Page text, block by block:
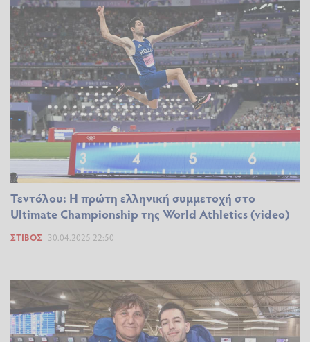
Τεντόλου: Η πρώτη ελληνική συμμετοχή στο
Ultimate Championship της World Athletics (video)
ΣΤΊΒΟΣ 30.04.2025 22:50